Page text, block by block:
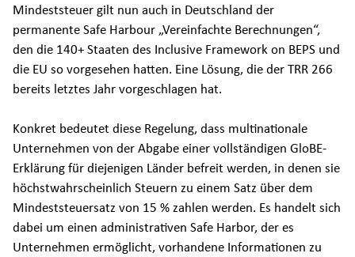
Mindeststeuer gilt nun auch in Deutschland der
permanente Safe Harbour „Vereinfachte Berechnungen“,
den die 140+ Staaten des Inclusive Framework on BEPS und
die EU so vorgesehen hatten. Eine Lösung, die der TRR 266
bereits letztes Jahr vorgeschlagen hat.
Konkret bedeutet diese Regelung, dass multinationale
Unternehmen von der Abgabe einer vollständigen GloBE-
Erklärung für diejenigen Länder befreit werden, in denen sie
höchstwahrscheinlich Steuern zu einem Satz über dem
Mindeststeuersatz von 15 % zahlen werden. Es handelt sich
dabei um einen administrativen Safe Harbor, der es
Unternehmen ermöglicht, vorhandene Informationen zu